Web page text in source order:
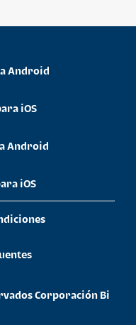
Android
iOS
Android
iOS
Corporación Bi